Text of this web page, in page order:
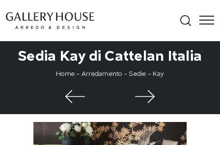
Sedia Kay di Cattelan Italia
Home - Arredamento -Sedie - Kay